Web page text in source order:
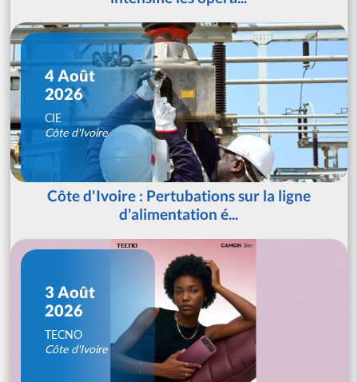
4 Août
2026
CIE
Côte d'Ivoire
Côte d'Ivoire : Pertubations sur la ligne
d'alimentation é...
3 Août
2026
TECNO
Côte d'Ivoire